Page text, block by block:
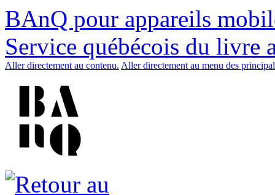
BAnQ pour appareils
Service québécois du livre
Aller directement au contenu. Aller directement au menu des